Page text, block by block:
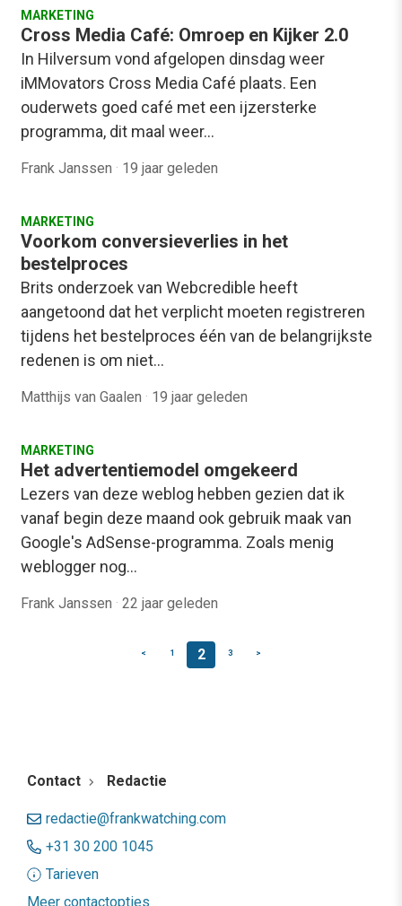
MARKETING
Cross Media Café: Omroep en Kijker 2.0
In Hilversum vond afgelopen dinsdag weer
iMMovators Cross Media Café plaats. Een
ouderwets goed café met een ijzersterke
programma, dit maal weer…
Frank Janssen · 19 jaar geleden
MARKETING
Voorkom conversieverlies in het
bestelproces
Brits onderzoek van Webcredible heeft
aangetoond dat het verplicht moeten registreren
tijdens het bestelproces één van de belangrijkste
redenen is om niet…
Matthijs van Gaalen · 19 jaar geleden
MARKETING
Het advertentiemodel omgekeerd
Lezers van deze weblog hebben gezien dat ik
vanaf begin deze maand ook gebruik maak van
Google's AdSense-programma. Zoals menig
weblogger nog…
Frank Janssen · 22 jaar geleden
< 1 2 3 >
Contact Redactie
redactie@frankwatching.com
+31 30 200 1045
Tarieven
Meer contactopties